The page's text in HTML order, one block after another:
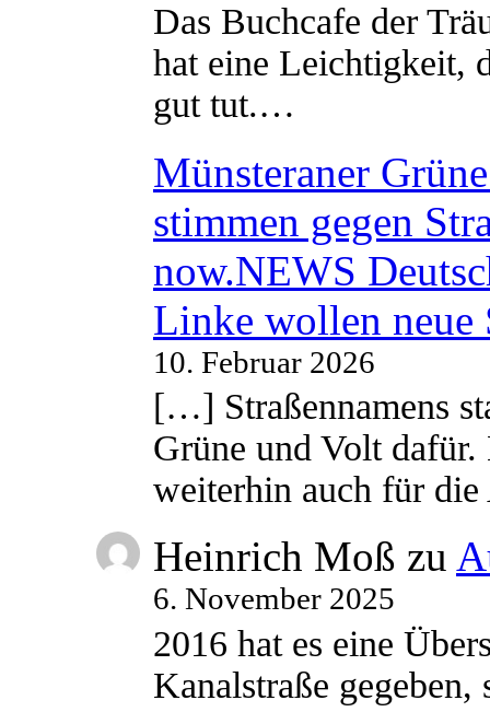
Das Buchcafe der
hat eine Leichtigkeit,
gut tut.…
Münsteraner
stimmen gegen
now.NEWS
Linke wollen neue
10. Februar 2026
[…] Straßennamens
Grüne und Volt
weiterhin auch für
Heinrich Moß zu
6. November 2025
2016 hat es eine
Kanalstraße